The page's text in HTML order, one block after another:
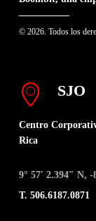
© 2026. Todos los
SJO
Centro
Rica
9° 57′ 2.394″ N, -
T. 506.6187.0871